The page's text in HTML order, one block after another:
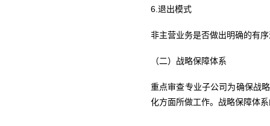
6.退出模式
非主营业务是否做出明确的有
（二）战略保障体系
重点审查专业子公司为确保战
化方面所做工作。战略保障体